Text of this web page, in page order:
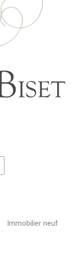
Immobilier neuf